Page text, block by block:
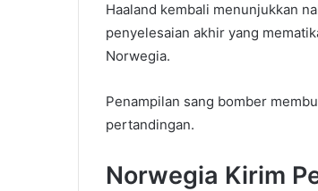
Haaland kembali menunjukkan
penyelesaian akhir yang
Norwegia.
Penampilan sang bomber
pertandingan.
Norwegia Kirim